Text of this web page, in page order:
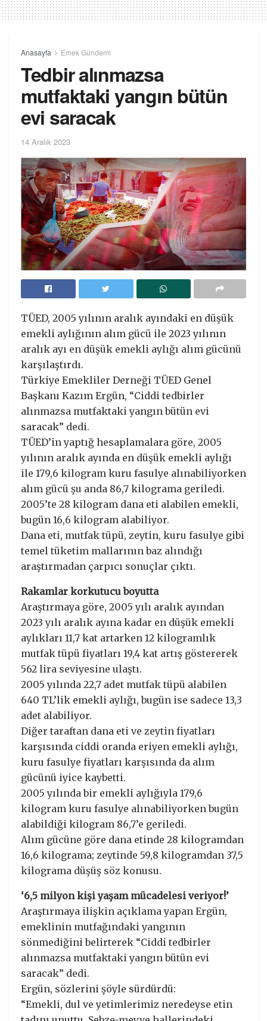
Anasayfa Emek Gündemi
Tedbir alınmazsa
mutfaktaki yangın bütün
evi saracak
14 Aralık 2023
TÜED, 2005 yılının aralık ayındaki en düşük
emekli aylığının alım gücü ile 2023 yılının
aralık ayı en düşük emekli aylığı alım gücünü
karşılaştırdı.
Türkiye Emekliler Derneği TÜED Genel
Başkanı Kazım Ergün, “Ciddi tedbirler
alınmazsa mutfaktaki yangın bütün evi
saracak” dedi.
TÜED’in yaptığ hesaplamalara göre, 2005
yılının aralık ayında en düşük emekli aylığı
ile 179,6 kilogram kuru fasulye alınabiliyorken
alım gücü şu anda 86,7 kilograma geriledi.
2005’te 28 kilogram dana eti alabilen emekli,
bugün 16,6 kilogram alabiliyor.
Dana eti, mutfak tüpü, zeytin, kuru fasulye gibi
temel tüketim mallarının baz alındığı
araştırmadan çarpıcı sonuçlar çıktı.
Rakamlar korkutucu boyutta
Araştırmaya göre, 2005 yılı aralık ayından
2023 yılı aralık ayına kadar en düşük emekli
aylıkları 11,7 kat artarken 12 kilogramlık
mutfak tüpü fiyatları 19,4 kat artış göstererek
562 lira seviyesine ulaştı.
2005 yılında 22,7 adet mutfak tüpü alabilen
640 TL’lik emekli aylığı, bugün ise sadece 13,3
adet alabiliyor.
Diğer taraftan dana eti ve zeytin fiyatları
karşısında ciddi oranda eriyen emekli aylığı,
kuru fasulye fiyatları karşısında da alım
gücünü iyice kaybetti.
2005 yılında bir emekli aylığıyla 179,6
kilogram kuru fasulye alınabiliyorken bugün
alabildiği kilogram 86,7’e geriledi.
Alım gücüne göre dana etinde 28 kilogramdan
16,6 kilograma; zeytinde 59,8 kilogramdan 37,5
kilograma düşüş söz konusu.
‘6,5 milyon kişi yaşam mücadelesi veriyor!’
Araştırmaya ilişkin açıklama yapan Ergün,
emeklinin mutfağındaki yangının
sönmediğini belirterek “Ciddi tedbirler
alınmazsa mutfaktaki yangın bütün evi
saracak” dedi.
Ergün, sözlerini şöyle sürdürdü:
“Emekli, dul ve yetimlerimiz neredeyse etin